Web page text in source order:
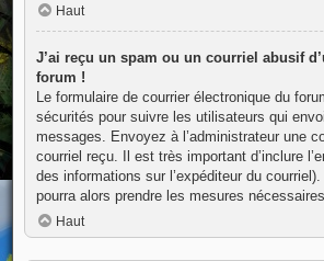
Haut
J’ai reçu un spam ou un courriel abusif
forum !
Le formulaire de courrier électronique du
sécurités pour suivre les utilisateurs qui
messages. Envoyez à l’administrateur une
courriel reçu. Il est très important d’inclure
des informations sur l’expéditeur du courriel).
pourra alors prendre les mesures nécessaires.
Haut